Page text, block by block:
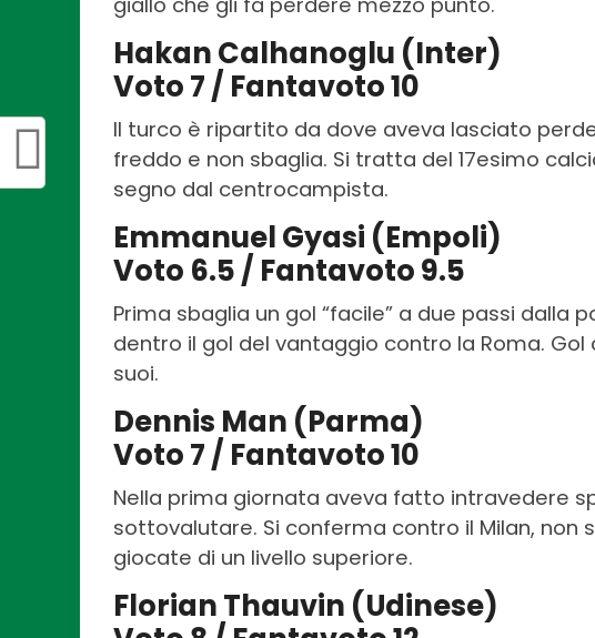
Hakan Calhanoglu (Inter)
Voto 7 / Fantavoto 10
Il turco è ripartito da dove aveva lasciato
freddo e non sbaglia. Si tratta del 17esimo
segno dal centrocampista.
Emmanuel Gyasi (Empoli)
Voto 6.5 / Fantavoto 9.5
Prima sbaglia un gol “facile” a due passi dalla
dentro il gol del vantaggio contro la Roma.
suoi.
Dennis Man (Parma)
Voto 7 / Fantavoto 10
Nella prima giornata aveva fatto intravedere
sottovalutare. Si conferma contro il Milan, non
giocate di un livello superiore.
Florian Thauvin (Udinese)